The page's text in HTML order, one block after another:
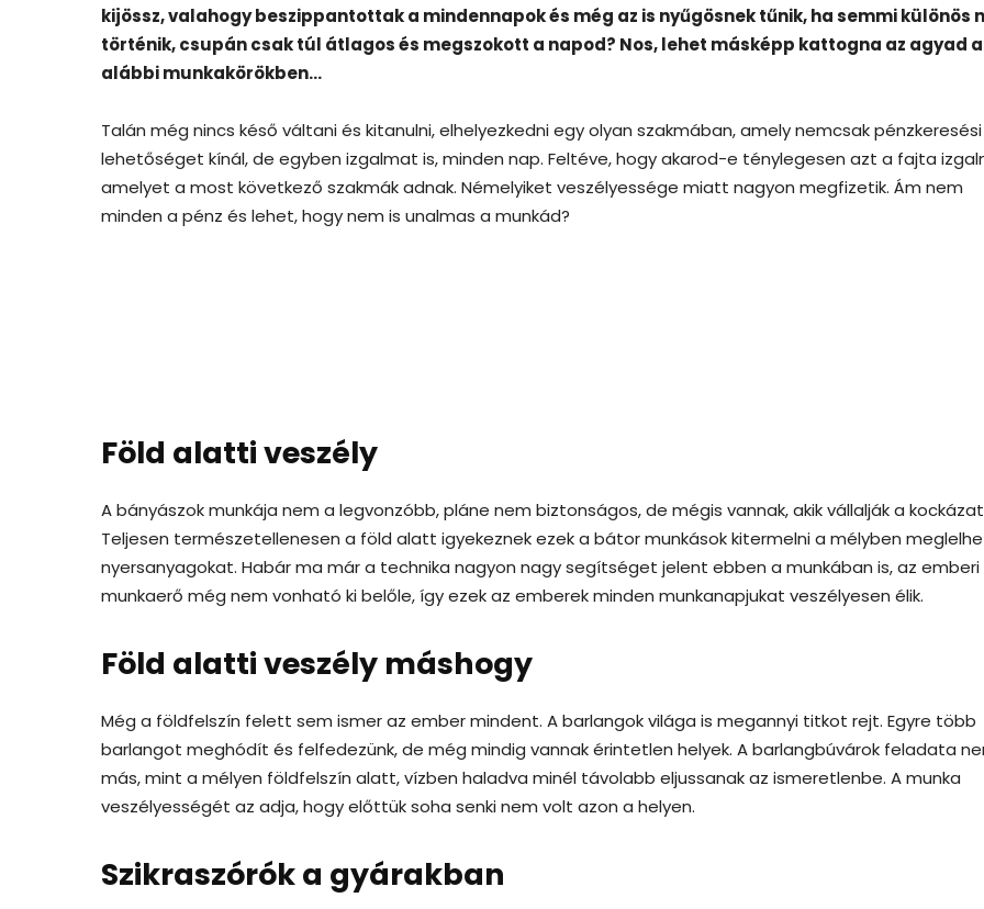
kijössz, valahogy beszippantottak a mindennapok és még az is nyűgösnek tűnik, ha semmi különös
történik, csupán csak túl átlagos és megszokott a napod? Nos, lehet másképp kattogna az agyad
alábbi munkakörökben…
Talán még nincs késő váltani és kitanulni, elhelyezkedni egy olyan szakmában, amely nemcsak pénzkeresési
lehetőséget kínál, de egyben izgalmat is, minden nap. Feltéve, hogy akarod-e ténylegesen azt a fajta
amelyet a most következő szakmák adnak. Némelyiket veszélyessége miatt nagyon megfizetik. Ám nem
minden a pénz és lehet, hogy nem is unalmas a munkád?
Föld alatti veszély
A bányászok munkája nem a legvonzóbb, pláne nem biztonságos, de mégis vannak, akik vállalják a
Teljesen természetellenesen a föld alatt igyekeznek ezek a bátor munkások kitermelni a mélyben
nyersanyagokat. Habár ma már a technika nagyon nagy segítséget jelent ebben a munkában is, az emberi
munkaerő még nem vonható ki belőle, így ezek az emberek minden munkanapjukat veszélyesen élik.
Föld alatti veszély máshogy
Még a földfelszín felett sem ismer az ember mindent. A barlangok világa is megannyi titkot rejt. Egyre több
barlangot meghódít és felfedezünk, de még mindig vannak érintetlen helyek. A barlangbúvárok feladata
más, mint a mélyen földfelszín alatt, vízben haladva minél távolabb eljussanak az ismeretlenbe. A munka
veszélyességét az adja, hogy előttük soha senki nem volt azon a helyen.
Szikraszórók a gyárakban